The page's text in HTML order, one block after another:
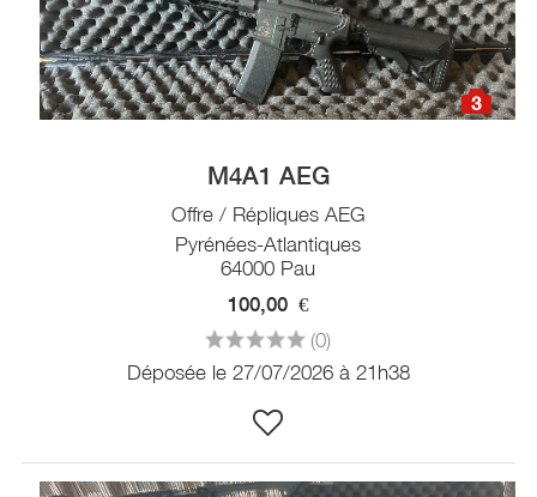
3
M4A1 AEG
Offre / Répliques AEG
Pyrénées-Atlantiques
64000 Pau
100,00 €
(0)
Déposée le 27/07/2026 à 21h38